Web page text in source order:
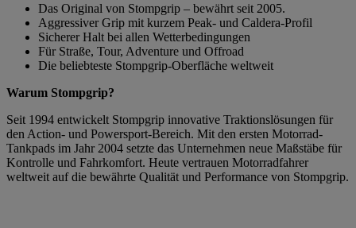
Das Original von Stompgrip – bewährt seit 2005.
Aggressiver Grip mit kurzem Peak- und Caldera-Profil
Sicherer Halt bei allen Wetterbedingungen
Für Straße, Tour, Adventure und Offroad
Die beliebteste Stompgrip-Oberfläche weltweit
Warum Stompgrip?
Seit 1994 entwickelt Stompgrip innovative Traktionslösungen für
den Action- und Powersport-Bereich. Mit den ersten Motorrad-
Tankpads im Jahr 2004 setzte das Unternehmen neue Maßstäbe für
Kontrolle und Fahrkomfort. Heute vertrauen Motorradfahrer
weltweit auf die bewährte Qualität und Performance von Stompgrip.